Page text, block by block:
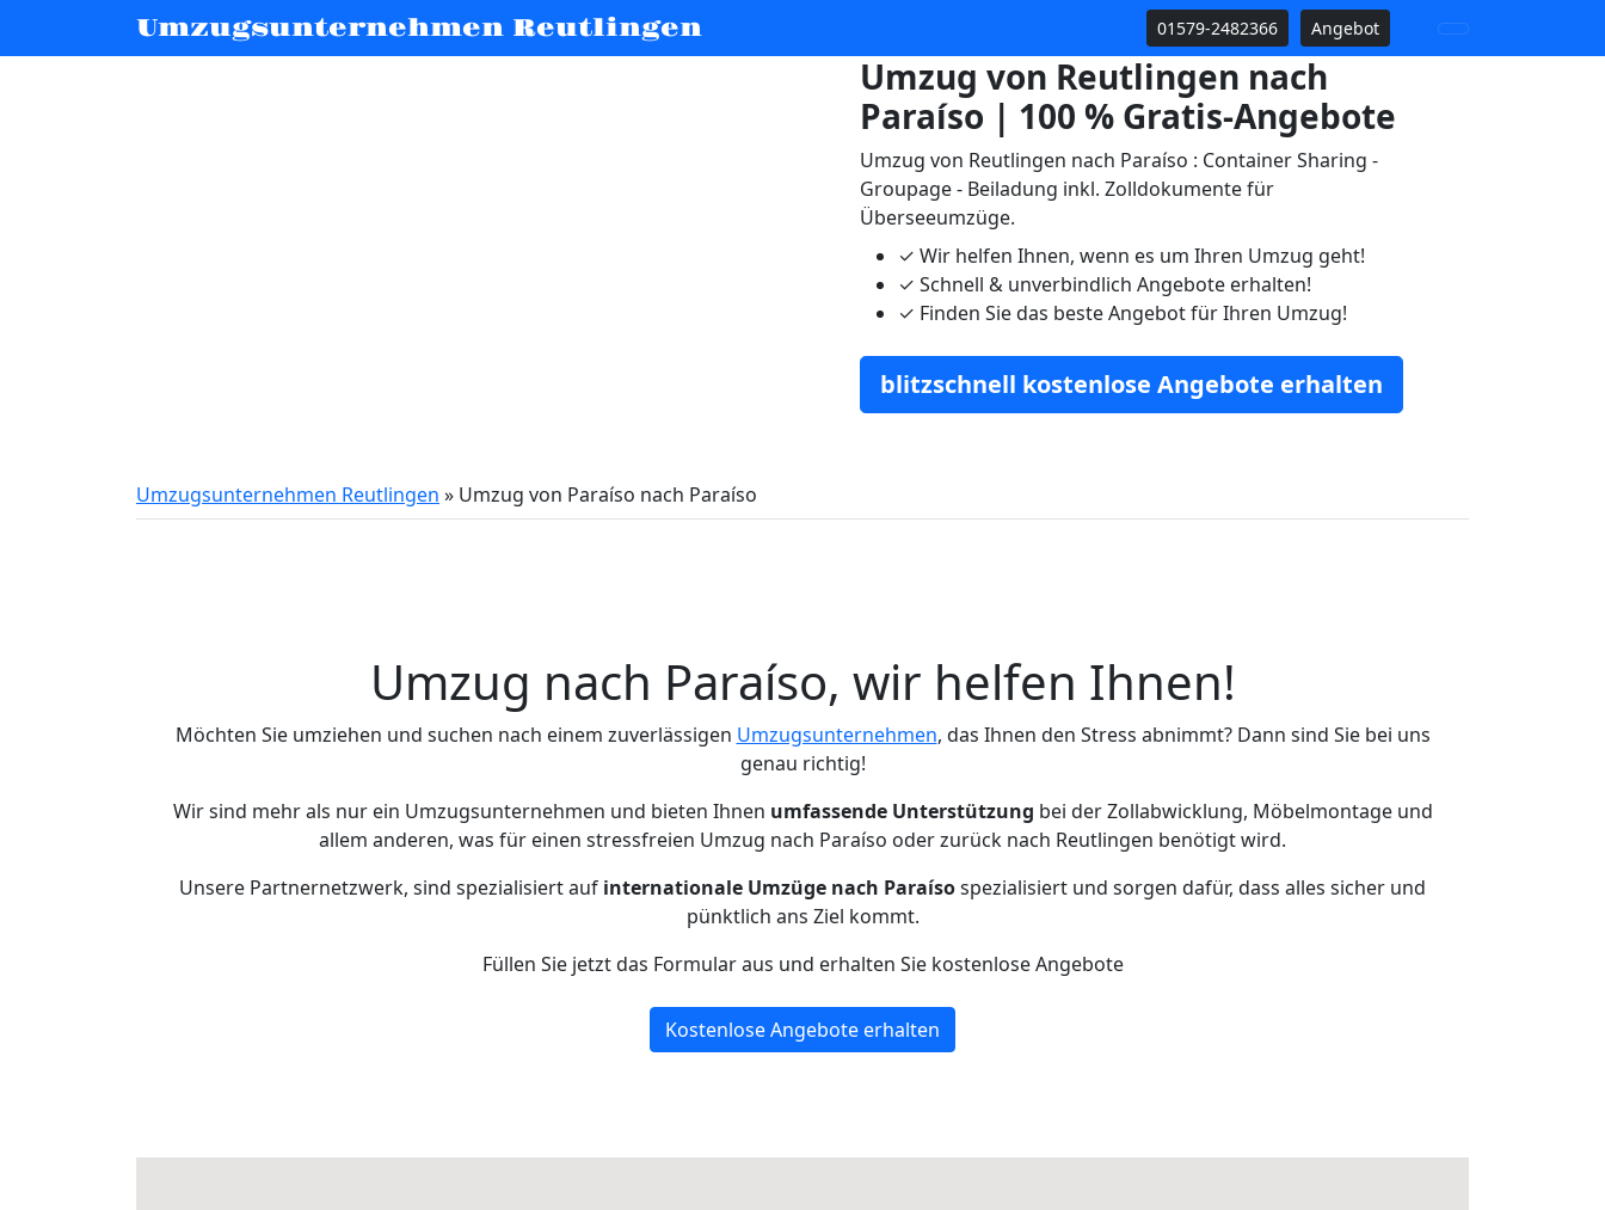
Umzugsunternehmen Reutlingen 01579-2482366 Angebot
Umzug von Reutlingen nach
Paraíso | 100 % Gratis-Angebote
Umzug von Reutlingen nach Paraíso : Container Sharing -
Groupage - Beiladung inkl. Zolldokumente für
Überseeumzüge.
✓ Wir helfen Ihnen, wenn es um Ihren Umzug geht!
✓ Schnell & unverbindlich Angebote erhalten!
✓ Finden Sie das beste Angebot für Ihren Umzug!
blitzschnell kostenlose Angebote erhalten
Umzugsunternehmen Reutlingen » Umzug von Paraíso nach Paraíso
Umzug nach Paraíso, wir helfen Ihnen!
Möchten Sie umziehen und suchen nach einem zuverlässigen Umzugsunternehmen, das Ihnen den Stress abnimmt? Dann sind Sie bei uns
genau richtig!
Wir sind mehr als nur ein Umzugsunternehmen und bieten Ihnen umfassende Unterstützung bei der Zollabwicklung, Möbelmontage und
allem anderen, was für einen stressfreien Umzug nach Paraíso oder zurück nach Reutlingen benötigt wird.
Unsere Partnernetzwerk, sind spezialisiert auf internationale Umzüge nach Paraísospezialisiert und sorgen dafür, dass alles sicher und
pünktlich ans Ziel kommt.
Füllen Sie jetzt das Formular aus und erhalten Sie kostenlose Angebote
Kostenlose Angebote erhalten